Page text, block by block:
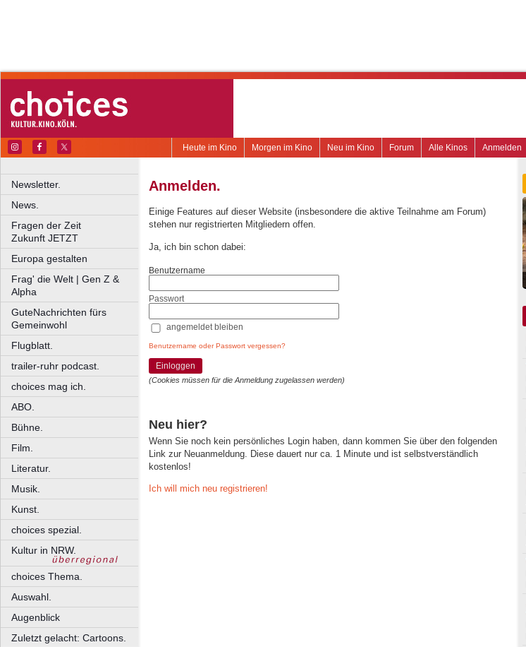
Anmelden
Alle Kinos
Forum
Neu im Kino
Morgen im Kino
Heute im Kino
Newsletter.
News.
Fragen der Zeit
Zukunft JETZT
Europa gestalten
Frag' die Welt | Gen Z &
Alpha
GuteNachrichten fürs
Gemeinwohl
Flugblatt.
trailer-ruhr podcast.
choices mag ich.
ABO.
Bühne.
Film.
Literatur.
Musik.
Kunst.
choices spezial.
Kultur in NRW.
choices Thema.
Auswahl.
Augenblick
Zuletzt gelacht: Cartoons.
Anmelden.
Einige Features auf dieser Website (insbesondere die aktive Teilnahme am Forum)
stehen nur registrierten Mitgliedern offen.
Ja, ich bin schon dabei:
Benutzername
Passwort
angemeldet bleiben
Benutzername oder Passwort vergessen?
Einloggen
(Cookies müssen für die Anmeldung zugelassen werden)
Neu hier?
Wenn Sie noch kein persönliches Login haben, dann kommen Sie über den folgenden
Link zur Neuanmeldung. Diese dauert nur ca. 1 Minute und ist selbstverständlich
kostenlos!
Ich will mich neu registrieren!